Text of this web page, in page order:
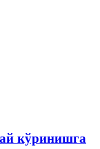
кўринишга